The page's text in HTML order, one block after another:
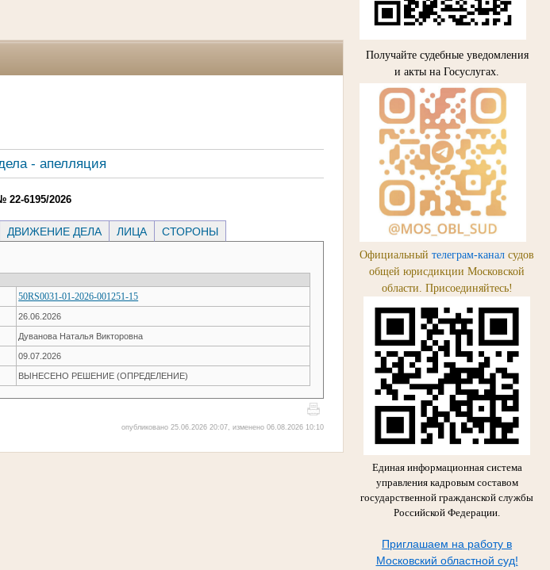
Получайте судебные уведомления
и акты на Госуслугах.
Официальный телеграм-канал судов
общей юрисдикции Московской
области. Присоединяйтесь!
Единая информационная система
управления кадровым составом
государственной гражданской службы
Российской Федерации.
Приглашаем на работу в
Московский областной суд!
- апелляция
6195/2026
ДВИЖЕНИЕ ДЕЛА ЛИЦА СТОРОНЫ
50RS0031-01-2026-001251-15
26.06.2026
Дуванова Наталья Викторовна
09.07.2026
ВЫНЕСЕНО РЕШЕНИЕ (ОПРЕДЕЛЕНИЕ)
опубликовано 25.06.2026 20:07, изменено 06.08.2026 10:10